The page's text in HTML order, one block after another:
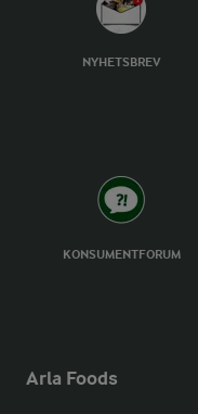
NYHETSBREV
KONSUMENTFORUM
Arla Foods